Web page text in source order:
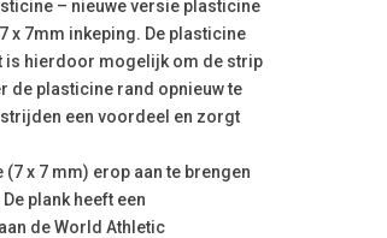
– nieuwe versie plasticine
x 7mm inkeping. De plasticine
is hierdoor mogelijk om de strip
de plasticine rand opnieuw te
een voordeel en zorgt
x 7 mm) erop aan te brengen
plank heeft een
de World Athletic